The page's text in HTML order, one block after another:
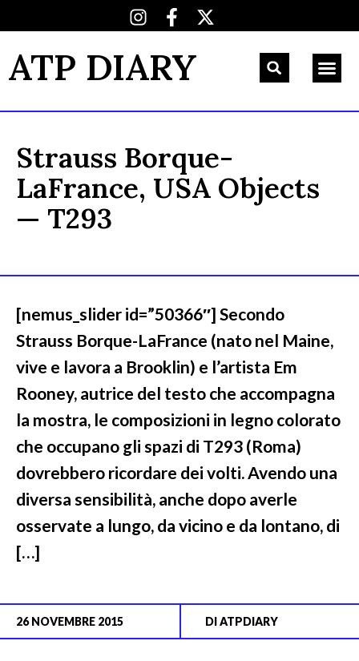
ATP DIARY
Strauss Borque-
LaFrance, USA Objects
— T293
[nemus_slider id=”50366″] Secondo
Strauss Borque-LaFrance (nato nel Maine,
vive e lavora a Brooklin) e l’artista Em
Rooney, autrice del testo che accompagna
la mostra, le composizioni in legno colorato
che occupano gli spazi di T293 (Roma)
dovrebbero ricordare dei volti. Avendo una
diversa sensibilità, anche dopo averle
osservate a lungo, da vicino e da lontano, di
[…]
26 NOVEMBRE 2015 DIATPDIARY